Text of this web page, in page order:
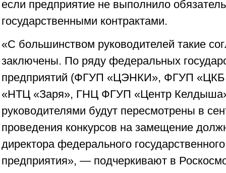
если предприятие не выполнило
государственными контрактами.
«С большинством руководителей такие
заключены. По ряду федеральных
предприятий (ФГУП «ЦЭНКИ», ФГУП
«НТЦ «Заря», ГНЦ ФГУП «Центр
руководителями будут пересмотрены в
проведения конкурсов на замещение
директора федерального
предприятия», — подчеркивают в